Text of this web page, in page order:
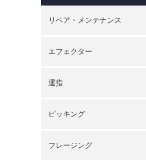
リペア・メンテナンス
エフェクター
運指
ピッキング
フレージング